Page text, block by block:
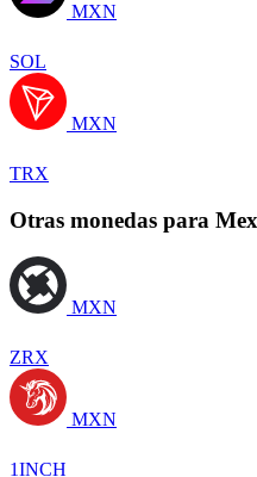
MXN
SOL
MXN
TRX
Otras monedas para
MXN
ZRX
MXN
1INCH